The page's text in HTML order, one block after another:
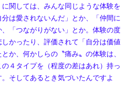
関しては、みんな同じような体験を
は愛されないんだ」とか、「仲間に
「つながりがない」とか。体験の度
かったり、評価されて「自分は価値
か、何かしらの〝痛み〟の体験は、
４タイプを（程度の差はあれ）持っ
そしてあるとき気づいたんですよ